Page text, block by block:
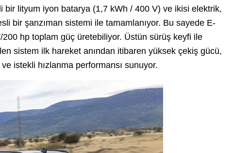
bir lityum iyon batarya (1,7 kWh / 400 V) ve ikisi elektrik,
bir şanzıman sistemi ile tamamlanıyor. Bu sayede E-
hp toplam güç üretebiliyor. Üstün sürüş keyfi ile
sistem ilk hareket anından itibaren yüksek çekiş gücü,
istekli hızlanma performansı sunuyor.